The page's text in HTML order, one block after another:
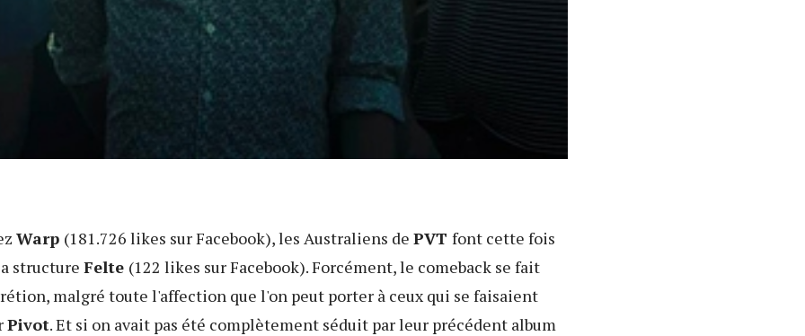
Warp (181.726 likes sur Facebook), les Australiens de PVT font cette fois
structure Felte (122 likes sur Facebook). Forcément, le comeback se fait
malgré toute l'affection que l'on peut porter à ceux qui se faisaient
Pivot. Et si on avait pas été complètement séduit par leur précédent album